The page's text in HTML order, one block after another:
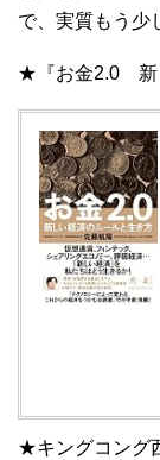
で、実質もう少
★『お金2.0 新
★キングコング